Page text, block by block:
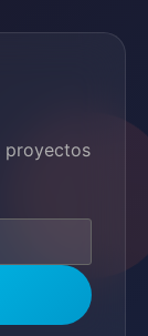
proyectos